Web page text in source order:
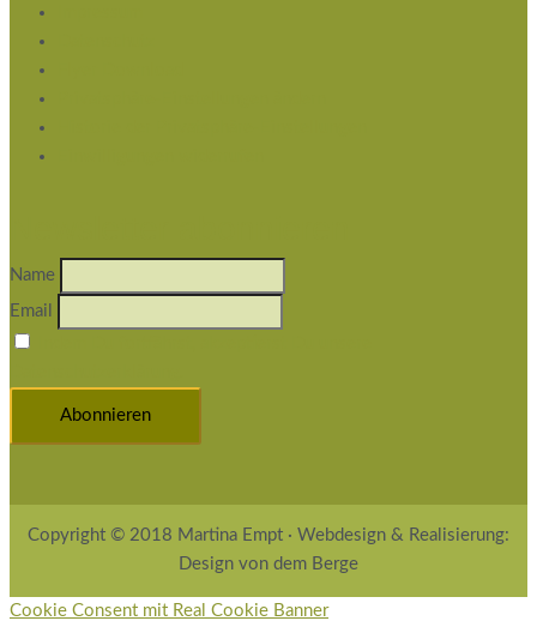
Name
Email
Copyright © 2018 Martina Empt · Webdesign & Realisierung:
Design von dem Berge
Cookie Consent mit Real Cookie Banner